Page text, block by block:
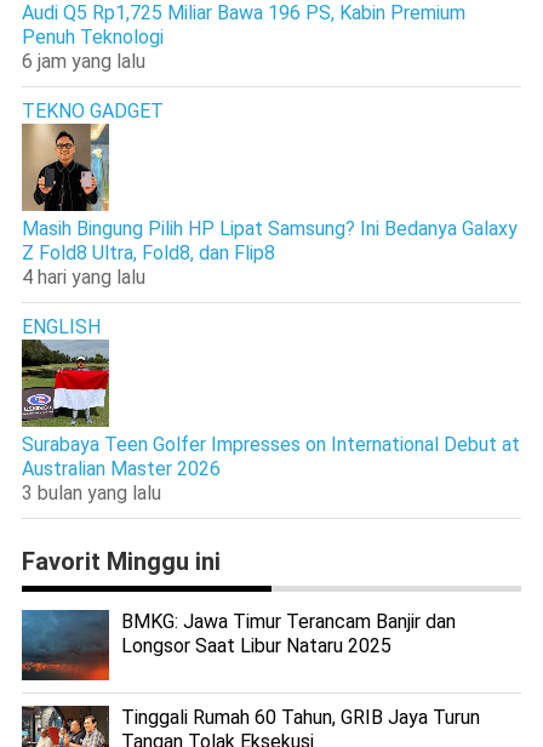
Audi Q5 Rp1,725 Miliar Bawa 196 PS, Kabin Premium
Penuh Teknologi
6 jam yang lalu
TEKNO GADGET
Masih Bingung Pilih HP Lipat Samsung? Ini Bedanya Galaxy
Z Fold8 Ultra, Fold8, dan Flip8
4 hari yang lalu
ENGLISH
Surabaya Teen Golfer Impresses on International Debut at
Australian Master 2026
3 bulan yang lalu
Favorit Minggu ini
BMKG: Jawa Timur Terancam Banjir dan
Longsor Saat Libur Nataru 2025
Tinggali Rumah 60 Tahun, GRIB Jaya Turun
Tangan Tolak Eksekusi